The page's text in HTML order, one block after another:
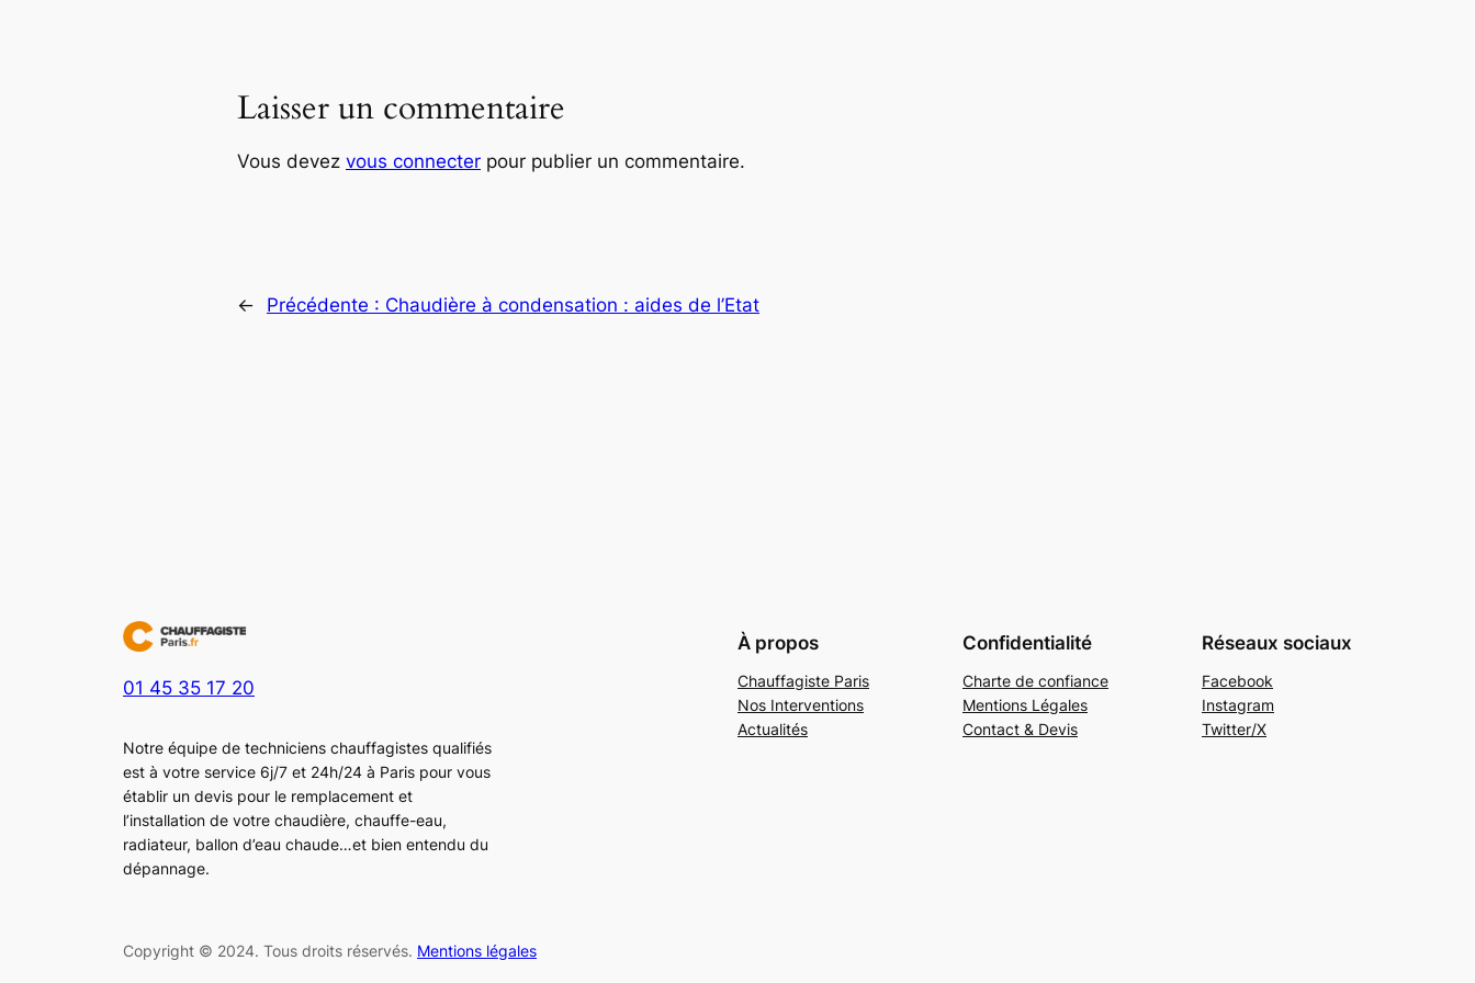
Laisser un commentaire
Vous devez vous connecter pour publier un commentaire.
← Précédente : Chaudière à condensation : aides de l’Etat
01 45 35 17 20
Notre équipe de techniciens chauffagistes qualifiés
est à votre service 6j/7 et 24h/24 à Paris pour vous
établir un devis pour le remplacement et
l’installation de votre chaudière, chauffe-eau,
radiateur, ballon d’eau chaude…et bien entendu du
dépannage.
À propos
Chauffagiste Paris
Nos Interventions
Actualités
Confidentialité
Charte de confiance
Mentions Légales
Contact & Devis
Réseaux sociaux
Facebook
Instagram
Twitter/X
Copyright © 2024. Tous droits réservés. Mentions légales